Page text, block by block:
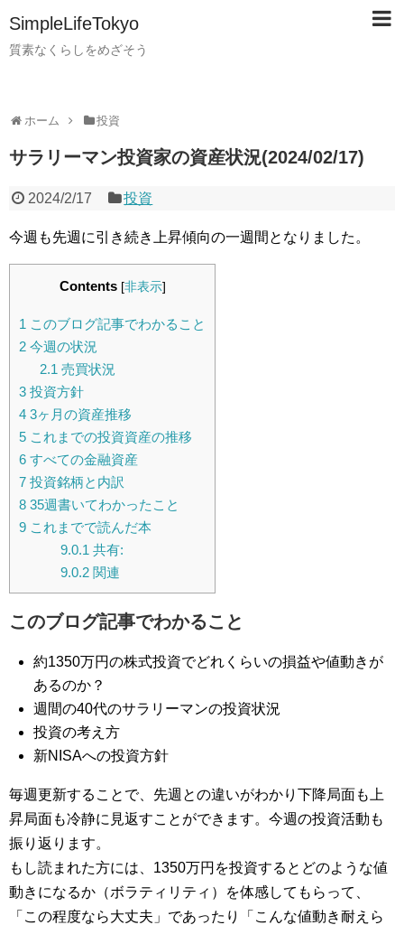
SimpleLifeTokyo
質素なくらしをめざそう
ホーム 投資
サラリーマン投資家の資産状況(2024/02/17)
2024/2/17 投資
今週も先週に引き続き上昇傾向の一週間となりました。
Contents [非表示]
1 このブログ記事でわかること
2 今週の状況
2.1 売買状況
3 投資方針
4 3ヶ月の資産推移
5 これまでの投資資産の推移
6 すべての金融資産
7 投資銘柄と内訳
8 35週書いてわかったこと
9 これまでで読んだ本
9.0.1 共有:
9.0.2関連
このブログ記事でわかること
約1350万円の株式投資でどれくらいの損益や値動きが
あるのか？
週間の40代のサラリーマンの投資状況
投資の考え方
新NISAへの投資方針
毎週更新することで、先週との違いがわかり下降局面も上
昇局面も冷静に見返すことができます。今週の投資活動も
振り返ります。
もし読まれた方には、1350万円を投資するとどのような値
動きになるか（ボラティリティ）を体感してもらって、
「この程度なら大丈夫」であったり「こんな値動き耐えら